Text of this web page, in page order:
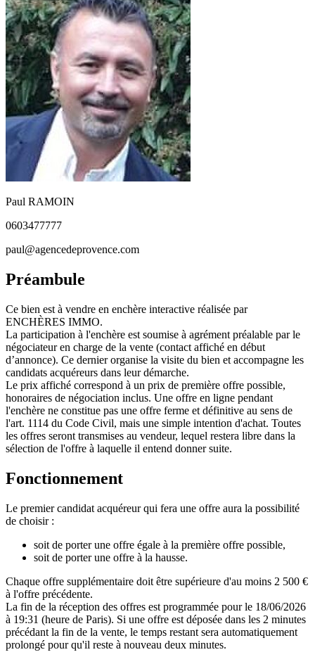
Paul RAMOIN
0603477777
paul@agencedeprovence.com
Préambule
Ce bien est à vendre en enchère interactive réalisée par
ENCHÈRES IMMO.
La participation à l'enchère est soumise à agrément préalable par le
négociateur en charge de la vente (contact affiché en début
d’annonce). Ce dernier organise la visite du bien et accompagne les
candidats acquéreurs dans leur démarche.
Le prix affiché correspond à un prix de première offre possible,
honoraires de négociation inclus. Une offre en ligne pendant
l'enchère ne constitue pas une offre ferme et définitive au sens de
l'art. 1114 du Code Civil, mais une simple intention d'achat. Toutes
les offres seront transmises au vendeur, lequel restera libre dans la
sélection de l'offre à laquelle il entend donner suite.
Fonctionnement
Le premier candidat acquéreur qui fera une offre aura la possibilité
de choisir :
soit de porter une offre égale à la première offre possible,
soit de porter une offre à la hausse.
Chaque offre supplémentaire doit être supérieure d'au moins 2 500 €
à l'offre précédente.
La fin de la réception des offres est programmée pour le 18/06/2026
à 19:31 (heure de Paris). Si une offre est déposée dans les 2 minutes
précédant la fin de la vente, le temps restant sera automatiquement
prolongé pour qu'il reste à nouveau deux minutes.